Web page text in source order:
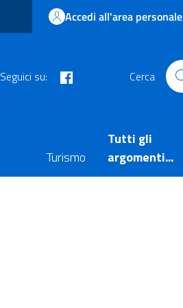
Accedi all'area personale
Seguici su: Cerca
Turismo
Tutti gli
argomenti...